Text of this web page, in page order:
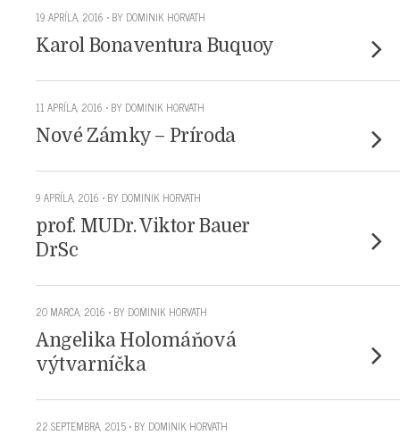
19 APRÍLA, 2016 • BY DOMINIK HORVATH
Karol Bonaventura Buquoy
11 APRÍLA, 2016 • BY DOMINIK HORVATH
Nové Zámky – Príroda
9 APRÍLA, 2016 • BY DOMINIK HORVATH
prof. MUDr. Viktor Bauer
DrSc
20 MARCA, 2016 • BY DOMINIK HORVATH
Angelika Holomáňová
výtvarníčka
22 SEPTEMBRA, 2015 • BY DOMINIK HORVATH